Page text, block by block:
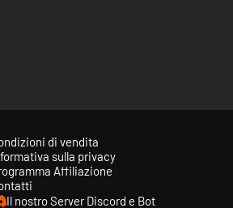
di vendita
sulla privacy
Affiliazione
Il nostro Server Discord e Bot